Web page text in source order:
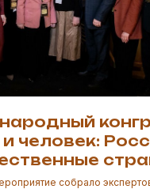
человек:
собрало